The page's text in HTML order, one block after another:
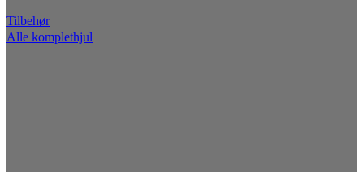
Tilbehør
Alle komplethjul